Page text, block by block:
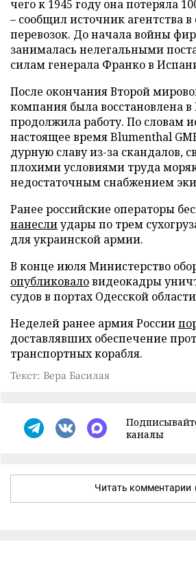
чего к 1945 году она потеряла
– сообщил источник агентства
перевозок. До начала войны
занималась нелегальными
силам генерала Франко в
После окончания Второй
компания была восстановлена в
продолжила работу. По словам
настоящее время Blumenthal
дурную славу из-за скандалов,
плохими условиями труда
недостаточным снабжением
Ранее российские операторы
нанеслиудары по трем
для украинской армии.
В конце июля Министерство
опубликоваловидеокадры
судов в портах Одесской
Неделей ранее армия России
доставлявших обеспечение
транспортных корабля.
Текст: Вера Басилая
каналы
Читать комментарии